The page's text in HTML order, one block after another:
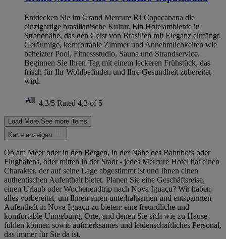
Entdecken Sie im Grand Mercure RJ Copacabana die
einzigartige brasilianische Kultur. Ein Hotelambiente in
Strandnähe, das den Geist von Brasilien mit Eleganz einfängt.
Geräumige, komfortable Zimmer und Annehmlichkeiten wie
beheizter Pool, Fitnessstudio, Sauna und Strandservice.
Beginnen Sie Ihren Tag mit einem leckeren Frühstück, das
frisch für Ihr Wohlbefinden und Ihre Gesundheit zubereitet
wird.
4,3/5 Rated 4,3 of 5
Load More See more items
Karte anzeigen
Ob am Meer oder in den Bergen, in der Nähe des Bahnhofs oder
Flughafens, oder mitten in der Stadt - jedes Mercure Hotel hat einen
Charakter, der auf seine Lage abgestimmt ist und Ihnen einen
authentischen Aufenthalt bietet. Planen Sie eine Geschäftsreise,
einen Urlaub oder Wochenendtrip nach Nova Iguaçu? Wir haben
alles vorbereitet, um Ihnen einen unterhaltsamen und entspannten
Aufenthalt in Nova Iguaçu zu bieten: eine freundliche und
komfortable Umgebung, Orte, and denen Sie sich wie zu Hause
fühlen können sowie aufmerksames und leidenschaftliches Personal,
das immer für Sie da ist.